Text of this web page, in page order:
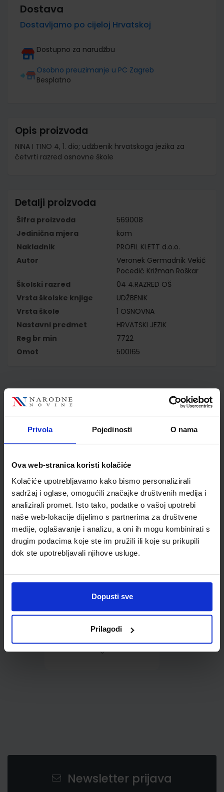
Privola Pojedinosti O nama
Ova web-stranica koristi kolačiće
Kolačiće upotrebljavamo kako bismo personalizirali
sadržaj i oglase, omogućili značajke društvenih medija i
analizirali promet. Isto tako, podatke o vašoj upotrebi
naše web-lokacije dijelimo s partnerima za društvene
medije, oglašavanje i analizu, a oni ih mogu kombinirati s
drugim podacima koje ste im pružili ili koje su prikupili
dok ste upotrebljavali njihove usluge.
Dopusti sve
Prilagodi
Dostava
Dostavljamo po cijeloj Hrvatskoj
Dostupno za narudžbu
Osobno preuzimanje u PC Zagreb
Besplatno
Opis proizvoda
NINA I TINO 4, 1. dio; udžbenik hrvatskoga jezika za
četvrti razred osnovne škole
Detalji proizvoda
Šifra proizvoda
569008
Jedinična mjera
kom
Nakladnik
PROFIL KLETT d.o.o.
Autor
Veronek Germadnik Vekić
Pocedić Križman Roškar
Školski razred
04 4.RAZRED OŠ
Vrsta školske knjige
UDŽBENIK
Vrsta škole
1 OSNOVNA
Nastavni predmet
HRVATSKI JEZIK
Reg br min
7722
Omot
500165
Kupci najčešće biraju..
Omot PVC za školske
udžbenike; dimenzije
435x304; tip 165
0,85 €
Newsletter prijava